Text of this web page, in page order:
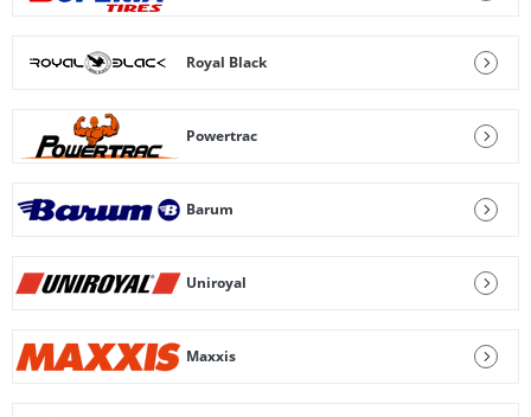
Royal Black
Powertrac
Barum
Uniroyal
Maxxis